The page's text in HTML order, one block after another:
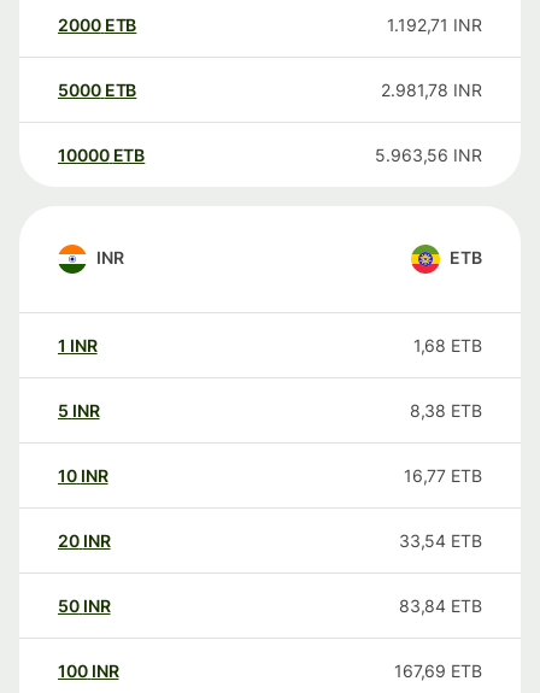
2000 ETB 1.192,71 INR
5000 ETB 2.981,78 INR
10000 ETB 5.963,56 INR
INR ETB
1 INR 1,68 ETB
5 INR 8,38 ETB
10 INR 16,77 ETB
20 INR 33,54 ETB
50 INR 83,84 ETB
100 INR 167,69 ETB